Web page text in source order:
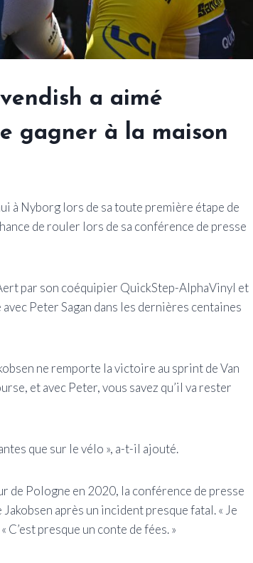
a aimé
gagner à la maison
à Nyborg lors de sa toute première étape de
de rouler lors de sa conférence de presse
par son coéquipier QuickStep-AlphaVinyl et
Peter Sagan dans les dernières centaines
ne remporte la victoire au sprint de Van
et avec Peter, vous savez qu’il va rester
que sur le vélo », a-t-il ajouté.
de Pologne en 2020, la conférence de presse
après un incident presque fatal. « Je
presque un conte de fées. »